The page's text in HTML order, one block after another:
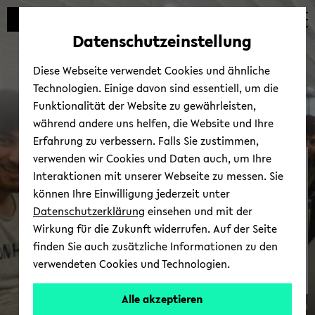
Automatische
vermeiden
zum
wechseln
zum
wechseln
zum
wechseln
In­for­ma­tio­nen für Ge­
flüch­te­te
© Uni­ver­si­tät Bie­le­feld
Datenschutzeinstellung
Diese Webseite verwendet Cookies und ähnliche
Technologien. Einige davon sind essentiell, um die
Funktionalität der Website zu gewährleisten,
während andere uns helfen, die Website und Ihre
Erfahrung zu verbessern. Falls Sie zustimmen,
verwenden wir Cookies und Daten auch, um Ihre
Interaktionen mit unserer Webseite zu messen. Sie
können Ihre Einwilligung jederzeit unter
Datenschutzerklärung einsehen und mit der
Wirkung für die Zukunft widerrufen. Auf der Seite
finden Sie auch zusätzliche Informationen zu den
verwendeten Cookies und Technologien.
Alle akzeptieren